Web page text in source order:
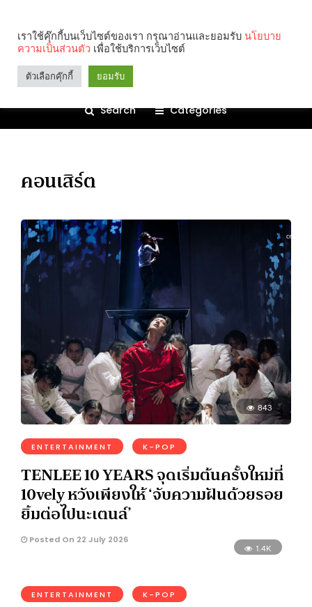
Search Categories
คอนเสิร์ต
843
ENTERTAINMENT K-POP
TENLEE 10 YEARS จุดเริ่มต้นครั้งใหม่ที่
10vely หวังเพียงให้ ‘จับความฝันด้วยรอย
ยิ้มต่อไปนะเตนล์’
Posted On 22 July 2026
1.4K
ENTERTAINMENT K-POP
เราใช้คุ๊กกี้บนเว็บไซต์ของเรา กรุณาอ่านและยอมรับ นโยบาย
ความเป็นส่วนตัว เพื่อใช้บริการเว็บไซต์
ตัวเลือกคุ๊กกี้ ยอมรับ